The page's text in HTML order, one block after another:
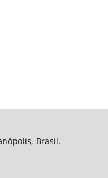
Brasil.